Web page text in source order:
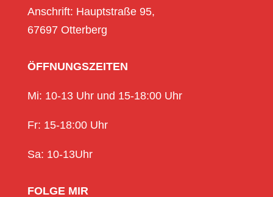
Anschrift: Hauptstraße 95,
67697 Otterberg
ÖFFNUNGSZEITEN
Mi: 10-13 Uhr und 15-18:00 Uhr
Fr: 15-18:00 Uhr
Sa: 10-13Uhr
FOLGE MIR